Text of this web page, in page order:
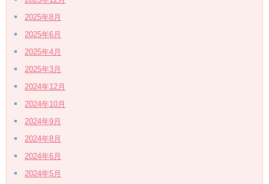
2025年8月
2025年6月
2025年4月
2025年3月
2024年12月
2024年10月
2024年9月
2024年8月
2024年6月
2024年5月